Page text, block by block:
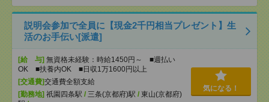
説明会参加で全員に【現金2千円相当プレゼント】生
活のお手伝い[派遣]
[給 与] 無資格未経験：時給1450円～ ■週払い
OK ■扶養内OK ■日収1万1600円以上
[交通費]交通費全額支給
[勤務地] 祇園四条駅 / 三条(京都府)駅 / 東山(京都府)
気になる！